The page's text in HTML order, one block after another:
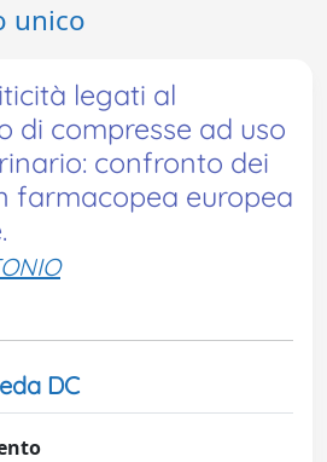
unico
legati al
di compresse ad uso
confronto dei
farmacopea europea
DC